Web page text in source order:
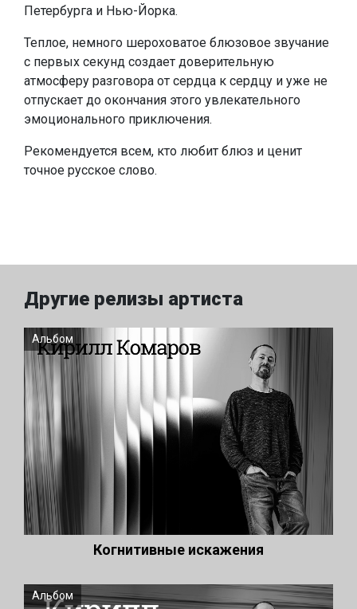
Петербурга и Нью-Йорка.
Теплое, немного шероховатое блюзовое звучание
с первых секунд создает доверительную
атмосферу разговора от сердца к сердцу и уже не
отпускает до окончания этого увлекательного
эмоционального приключения.
Рекомендуется всем, кто любит блюз и ценит
точное русское слово.
Другие релизы артиста
Альбом
Когнитивные искажения
Альбом